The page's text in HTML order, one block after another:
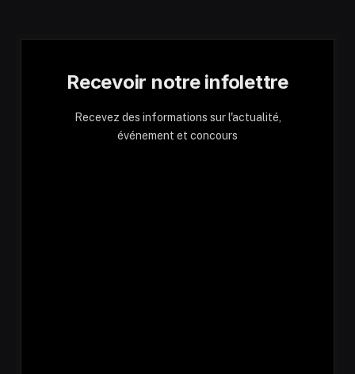
Recevoir notre infolettre
Recevez des informations sur l'actualité,
événement et concours